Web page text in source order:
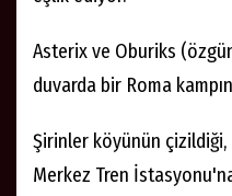
Asterix ve Oburiks
duvarda bir Roma
Şirinler köyünün
Merkez Tren